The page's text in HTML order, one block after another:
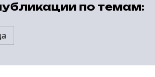
по темам: